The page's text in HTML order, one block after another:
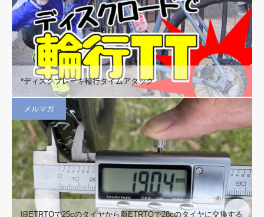
*ディスクブレーキ輪行タイムアタック
メルマガ
旧ETRTOで25cのタイヤから新ETRTOで28cのタイヤに交換する